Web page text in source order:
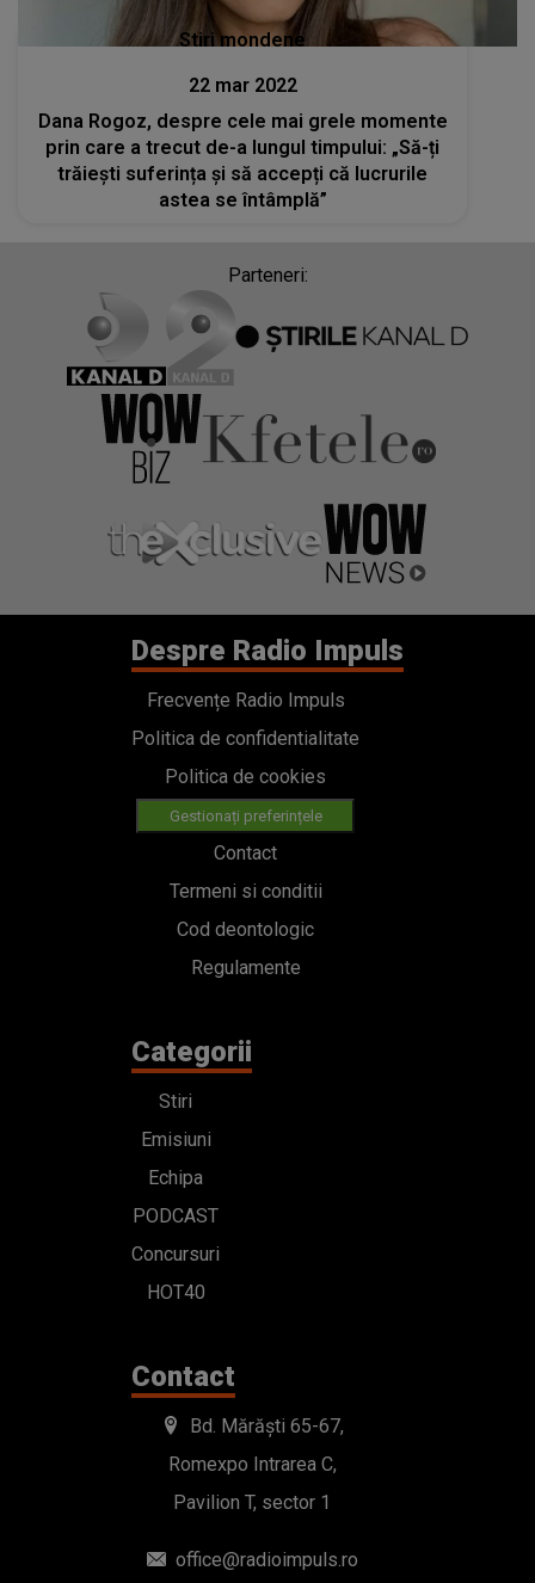
Stiri mondene
22 mar 2022
Dana Rogoz, despre cele mai grele momente
prin care a trecut de-a lungul timpului: „Să-ți
trăiești suferința și să accepți că lucrurile
astea se întâmplă”
Parteneri:
Despre Radio Impuls
Frecvențe Radio Impuls
Politica de confidentialitate
Politica de cookies
Gestionați preferințele
Contact
Termeni si conditii
Cod deontologic
Regulamente
Categorii
Stiri
Emisiuni
Echipa
PODCAST
Concursuri
HOT40
Contact
Bd. Mărăști 65-67,
Romexpo Intrarea C,
Pavilion T, sector 1
office@radioimpuls.ro